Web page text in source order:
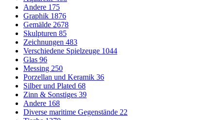
Andere 175
Graphik 1876
Gemälde 2678
Skulpturen 85
Zeichnungen 483
Verschiedene Spielzeuge 1044
Glas 96
Messing 250
Porzellan und Keramik 36
Silber und Plated 68
Zinn & Sonstiges 39
Andere 168
Diverse maritime Gegenstände 22